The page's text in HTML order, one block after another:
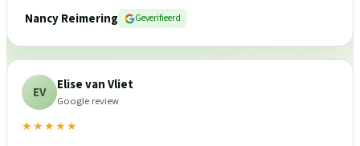
Nancy Reimering
Geverifieerd
EV Elise van Vliet
Google review
★★★★★